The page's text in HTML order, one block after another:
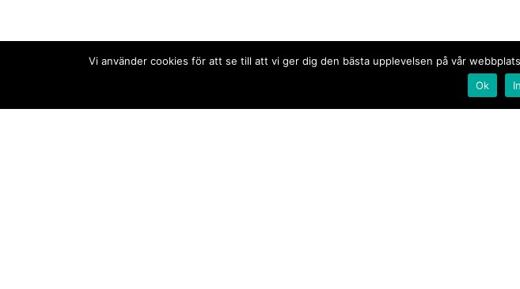
Vi använder cookies för att se till att vi ger dig den bästa upplevelsen på vår
Ok